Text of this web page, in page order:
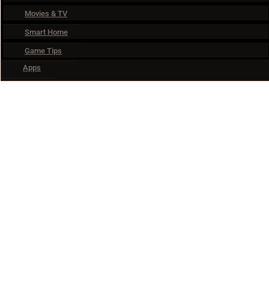
Movies & TV
Smart Home
Game Tips
Apps